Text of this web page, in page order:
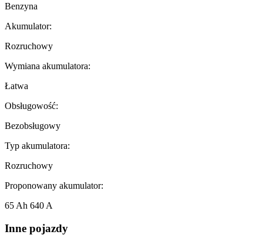
Benzyna
Akumulator:
Rozruchowy
Wymiana akumulatora:
Łatwa
Obsługowość:
Bezobsługowy
Typ akumulatora:
Rozruchowy
Proponowany akumulator:
65 Ah 640 A
Inne pojazdy